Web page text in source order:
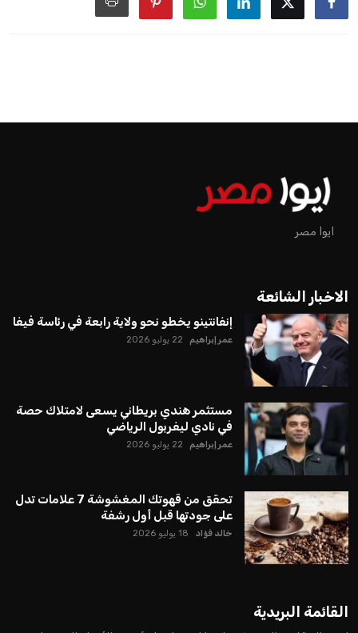
ايوا مصر
الاخبار الشائعة
إنفانتينو يخطو نحو ولاية رابعة في رئاسة فيفا
عمر إبراهيم 22 يوليو 2026
مستثمر هندي بريطاني يسعى لامتلاك حصة
في نادي ليفربول الرياضي
عمر إبراهيم 22 يوليو 2026
تحقق من قهوتك المغشوشة 7 علامات تدل
على جودتها قبل أول رشفة
خالد فؤاد 18 يوليو 2026
القائمة البريدية